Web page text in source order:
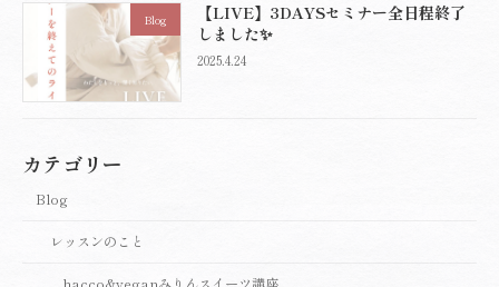
Blog
【LIVE】3DAYSセミナー全日程終了
しました✨
2025.4.24
カテゴリー
Blog
レッスンのこと